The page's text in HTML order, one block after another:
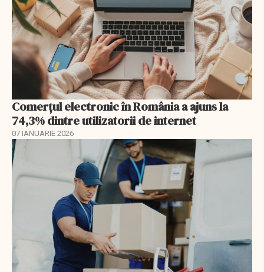
Comerțul electronic în România a ajuns la
74,3% dintre utilizatorii de internet
07 IANUARIE 2026